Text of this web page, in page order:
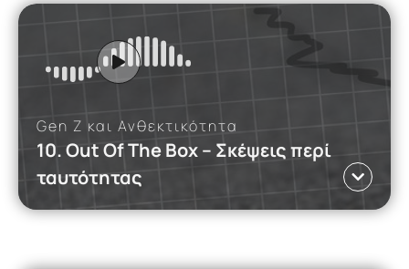
Αυτό το podcast εξετάζει πώς η ανθεκτικότητα
της Gen Ζ έχει διαμορφωθεί από τις συνεχείς
κακές ειδήσεις και κρίσεις, από την ελληνική
οικονομική κρίση μέχρι τις παγκόσμιες
συγκρούσεις και την πανδημία.
Gen Z και Ανθεκτικότητα
10. Out Of The Box – Σκέψεις περί
ταυτότητας